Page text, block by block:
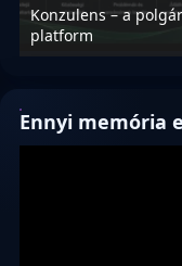
Konzulens – a
platform
Ennyi memória